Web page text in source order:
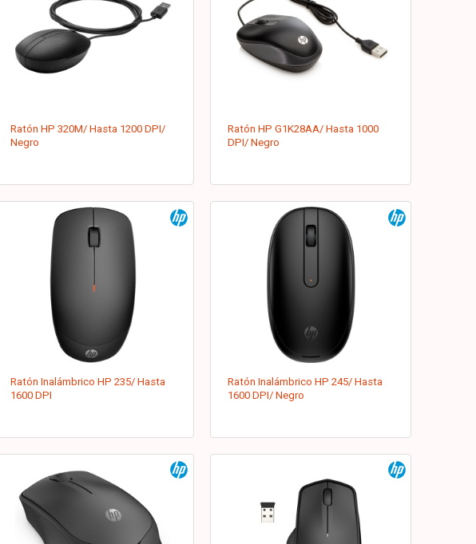
Ratón HP 320M/ Hasta 1200 DPI/
Negro
Ratón HP G1K28AA/ Hasta 1000
DPI/ Negro
Ratón Inalámbrico HP 235/ Hasta
1600 DPI
Ratón Inalámbrico HP 245/ Hasta
1600 DPI/ Negro